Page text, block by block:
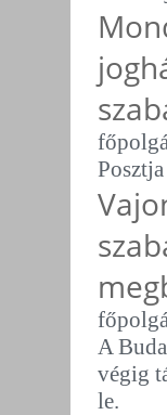
A
végig
le.